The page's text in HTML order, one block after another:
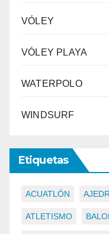
VÓLEY
VÓLEY PLAYA
WATERPOLO
WINDSURF
Etiquetas
ACUATLÓN
ATLETISMO